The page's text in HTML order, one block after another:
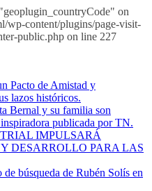
on
wp-content/plugins/page-visit-
public.php on line 227
Pacto de Amistad y
lazos históricos.
Bernal y su familia son
publicada por TN.
IMPULSARÁ
DESARROLLO PARA LAS
búsqueda de Rubén Solís en